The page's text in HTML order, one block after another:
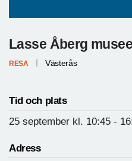
Lasse Åberg
RESA Västerås
Tid och plats
25 september kl. 10:45 -
Adress